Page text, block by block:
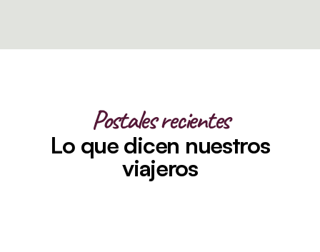
Postales recientes
Lo que dicen nuestros
viajeros